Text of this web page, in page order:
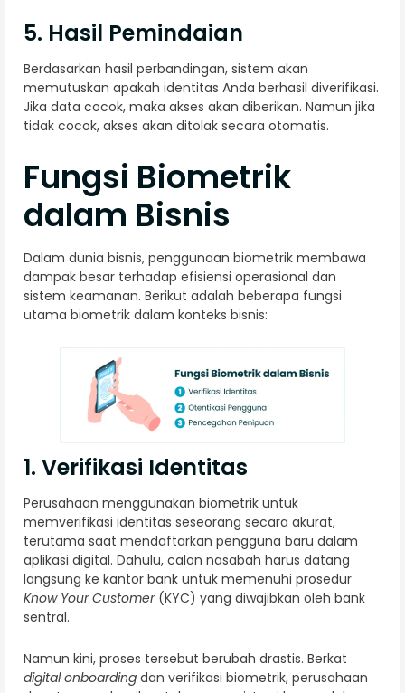
5. Hasil Pemindaian
Berdasarkan hasil perbandingan, sistem akan
memutuskan apakah identitas Anda berhasil diverifikasi.
Jika data cocok, maka akses akan diberikan. Namun jika
tidak cocok, akses akan ditolak secara otomatis.
Fungsi Biometrik
dalam Bisnis
Dalam dunia bisnis, penggunaan biometrik membawa
dampak besar terhadap efisiensi operasional dan
sistem keamanan. Berikut adalah beberapa fungsi
utama biometrik dalam konteks bisnis:
1. Verifikasi Identitas
Perusahaan menggunakan biometrik untuk
memverifikasi identitas seseorang secara akurat,
terutama saat mendaftarkan pengguna baru dalam
aplikasi digital. Dahulu, calon nasabah harus datang
langsung ke kantor bank untuk memenuhi prosedur
Know Your Customer(KYC) yang diwajibkan oleh bank
sentral.
Namun kini, proses tersebut berubah drastis. Berkat
digital onboarding dan verifikasi biometrik, perusahaan